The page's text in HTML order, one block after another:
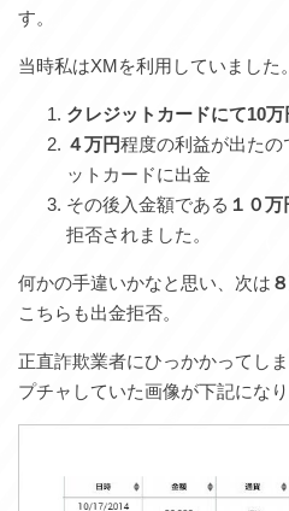
す。
当時私はXMを利用していました。
クレジットカードにて10万
４万円程度の利益が出た
ットカードに出金
その後入金額である １０万
拒否されました。
何かの手違いかなと思い、次は
こちらも出金拒否。
正直詐欺業者にひっかかってし
プチャしていた画像が下記になり